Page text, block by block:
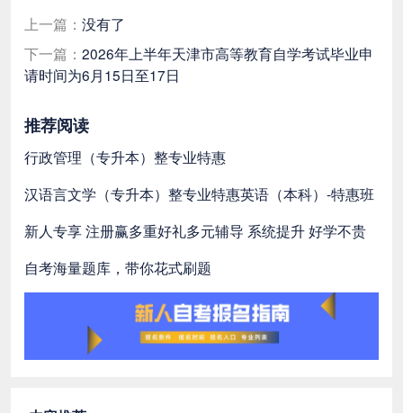
上一篇： 没有了
下一篇： 2026年上半年天津市高等教育自学考试毕业申
请时间为6月15日至17日
推荐阅读
行政管理（专升本）整专业特惠
汉语言文学（专升本）整专业特惠英语（本科）-特惠班
新人专享 注册赢多重好礼多元辅导 系统提升 好学不贵
自考海量题库，带你花式刷题